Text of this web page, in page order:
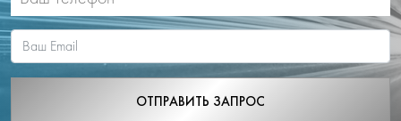
ОТПРАВИТЬ ЗАПРОС